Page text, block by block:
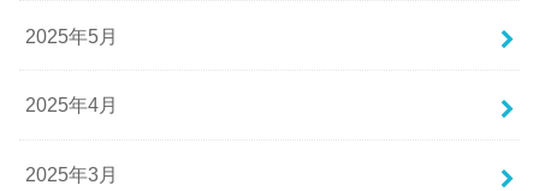
2025年5月
2025年4月
2025年3月